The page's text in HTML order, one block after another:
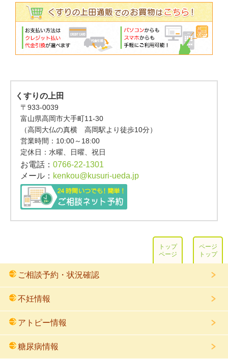
くすりの上田
〒933-0039
富山県高岡市大手町11-30
（高岡大仏の真横 高岡駅より徒歩10分）
営業時間： 10:00～18:00
定休日：水曜、日曜、祝日
お電話： 0766-22-1301
メール： kenkou@kusuri-ueda.jp
ページ
トップ
トップ
ページ
ご相談予約・状況確認
不妊情報
アトピー情報
糖尿病情報